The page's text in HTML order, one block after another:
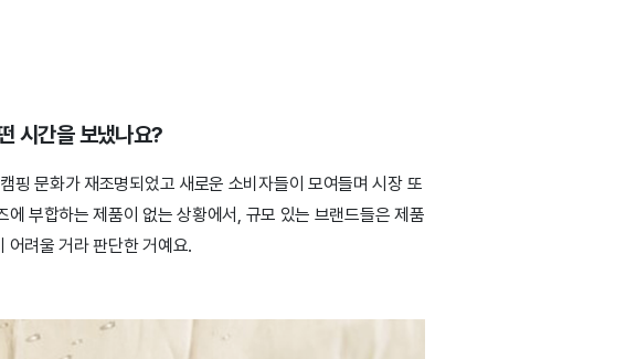
시간을 보냈나요?
핑 문화가 재조명되었고 새로운 소비자들이 모여들며 시장 또
부합하는 제품이 없는 상황에서, 규모 있는 브랜드들은 제품
어려울 거라 판단한 거예요.